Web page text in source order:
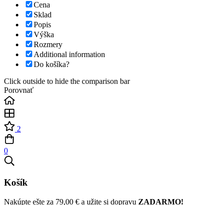
Cena
Sklad
Popis
Výška
Rozmery
Additional information
Do košíka?
Click outside to hide the comparison bar
Porovnať
2
0
Košík
Nakúpte ešte za 79,00 € a užite si dopravu ZADARMO!